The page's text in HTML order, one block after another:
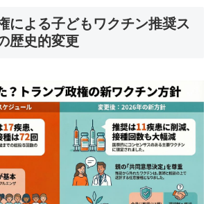
による子どもワクチン推奨ス
歴史的変更